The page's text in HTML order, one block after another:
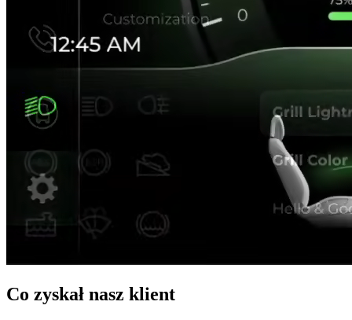
Co zyskał nasz klient